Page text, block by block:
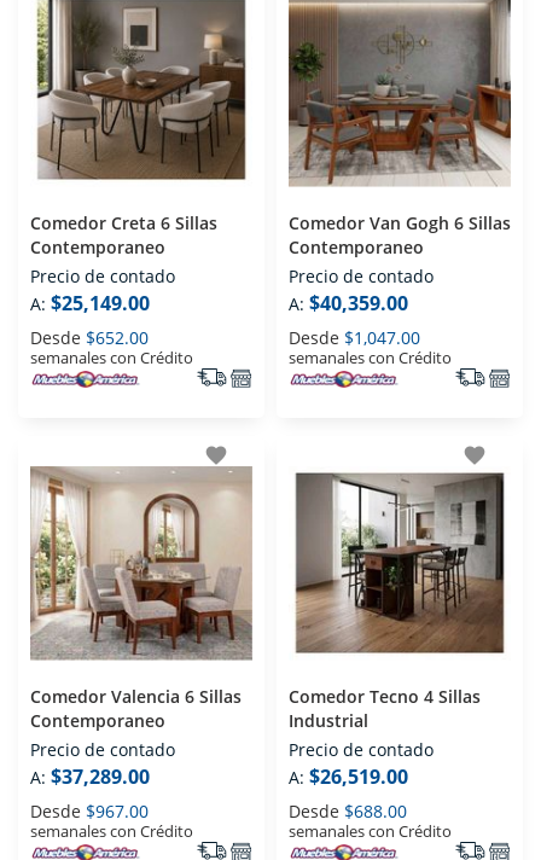
Comedor Creta 6 Sillas
Contemporaneo
Precio de contado
A: $25,149.00
Desde $652.00
semanales con Crédito
Comedor Van Gogh 6 Sillas
Contemporaneo
Precio de contado
A: $40,359.00
Desde $1,047.00
semanales con Crédito
favorite
Comedor Valencia 6 Sillas
Contemporaneo
Precio de contado
A: $37,289.00
Desde $967.00
semanales con Crédito
favorite
Comedor Tecno 4 Sillas
Industrial
Precio de contado
A: $26,519.00
Desde $688.00
semanales con Crédito